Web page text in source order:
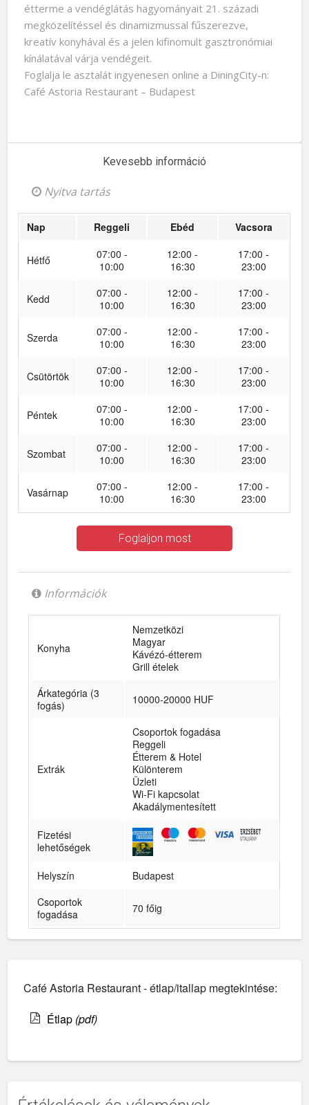
étterme a vendéglátás hagyományait 21. századi
megközelítéssel és dinamizmussal fűszerezve,
kreatív konyhával és a jelen kifinomult gasztronómiai
kínálatával várja vendégeit.
Foglalja le asztalát ingyenesen online a DiningCity-n:
Café Astoria Restaurant – Budapest
Kevesebb információ
Nyitva tartás
Nap Reggeli Ebéd Vacsora
Hétfő
07:00 -
10:00
12:00 -
16:30
17:00 -
23:00
Kedd
07:00 -
10:00
12:00 -
16:30
17:00 -
23:00
Szerda
07:00 -
10:00
12:00 -
16:30
17:00 -
23:00
Csütörtök
07:00 -
10:00
12:00 -
16:30
17:00 -
23:00
Péntek
07:00 -
10:00
12:00 -
16:30
17:00 -
23:00
Szombat
07:00 -
10:00
12:00 -
16:30
17:00 -
23:00
Vasárnap
07:00 -
10:00
12:00 -
16:30
17:00 -
23:00
Foglaljon most
Információk
Konyha
Nemzetközi
Magyar
Kávézó-étterem
Grill ételek
Árkategória (3
fogás)
10000-20000 HUF
Extrák
Csoportok fogadása
Reggeli
Étterem & Hotel
Különterem
Üzleti
Wi-Fi kapcsolat
Akadálymentesített
Fizetési
lehetőségek
Helyszín
Budapest
Csoportok
fogadása
70 főig
Café Astoria Restaurant - étlap/itallap megtekintése:
Étlap (pdf)